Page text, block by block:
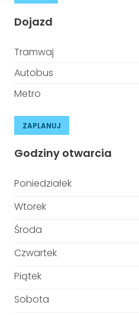
Dojazd
Tramwaj
Autobus
Metro
ZAPLANUJ
Godziny otwarcia
Poniedziałek
Wtorek
Środa
Czwartek
Piątek
Sobota